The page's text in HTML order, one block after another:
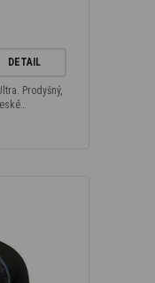
DETAIL
Prodyšný,